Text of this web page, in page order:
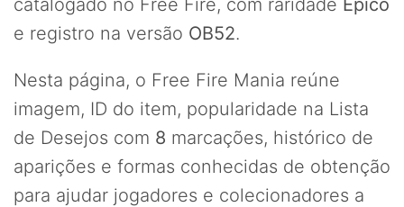
catalogado no Free Fire, com raridade Épico
e registro na versão OB52.
Nesta página, o Free Fire Mania reúne
imagem, ID do item, popularidade na Lista
de Desejos com 8 marcações, histórico de
aparições e formas conhecidas de obtenção
para ajudar jogadores e colecionadores a